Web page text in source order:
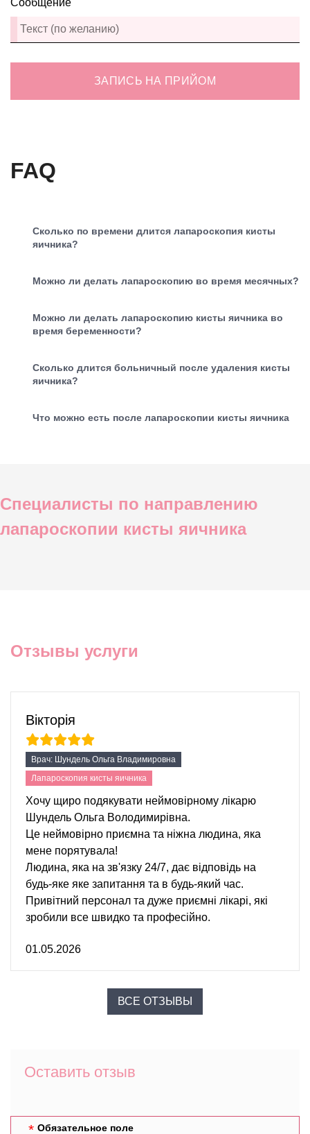
ЗАПИСЬ НА ПРИЙОМ
FAQ
Сколько по времени длится лапароскопия кисты
яичника?
Можно ли делать лапароскопию во время месячных?
Можно ли делать лапароскопию кисты яичника во
время беременности?
Сколько длится больничный после удаления кисты
яичника?
Что можно есть после лапароскопии кисты яичника
Специалисты по направлению
лапароскопии кисты яичника
Отзывы услуги
Вікторія
Врач: Шундель Ольга Владимировна
Лапароскопия кисты яичника
Хочу щиро подякувати неймовірному лікарю
Шундель Ольга Володимирівна.
Це неймовірно приємна та ніжна людина, яка
мене порятувала!
Людина, яка на зв'язку 24/7, дає відповідь на
будь-яке яке запитання та в будь-який час.
Привітний персонал та дуже приємні лікарі, які
зробили все швидко та професійно.
01.05.2026
ВСЕ ОТЗЫВЫ
Оставить отзыв
Обязательное поле